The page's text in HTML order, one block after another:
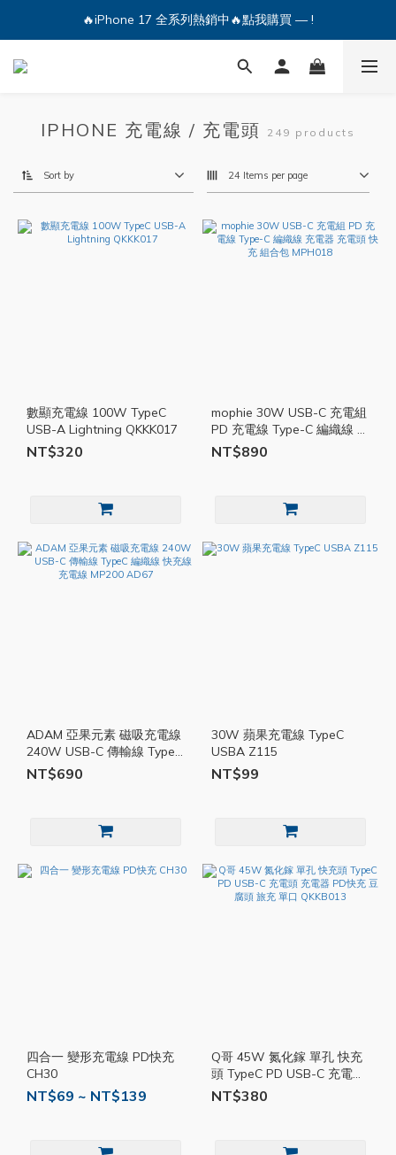
🔥iPhone 17 全系列熱銷中🔥點我購買 — !
🔥iPhone 17 全系列熱銷中🔥點我購買 — !
💕加入Q哥 Line 新好友領優惠券！🎫
IPHONE 充電線 / 充電頭 249 products
Sort by 24 Items per page
數顯充電線 100W TypeC
USB-A Lightning QKKK017
NT$320
mophie 30W USB-C 充電組
PD 充電線 Type-C 編織線 充
電器 充電頭 快充 組合包
MPH018
NT$890
ADAM 亞果元素 磁吸充電線
240W USB-C 傳輸線 TypeC
編織線 快充線 充電線
MP200 AD67
NT$690
30W 蘋果充電線 TypeC
USBA Z115
NT$99
四合一 變形充電線 PD快充
CH30
NT$69 ~ NT$139
Q哥 45W 氮化鎵 單孔 快充
頭 TypeC PD USB-C 充電頭
充電器 PD快充 豆腐頭 旅充
單口 QKKB013
NT$380